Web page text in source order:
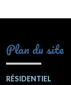
Plan du site
RÉSIDENTIEL